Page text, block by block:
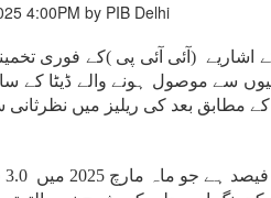
4:00PM by PIB Delhi
سے موصول ہونے والے ڈیٹا کے
مطابق بعد کی ریلیز میں